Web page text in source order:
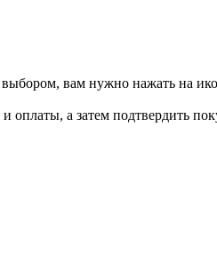
вам нужно нажать на
оплаты, а затем подтвердить